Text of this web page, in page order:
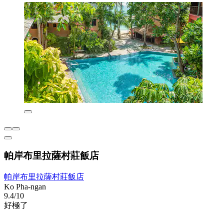
帕岸布里拉薩村莊飯店
帕岸布里拉薩村莊飯店
Ko Pha-ngan
9.4/10
好極了